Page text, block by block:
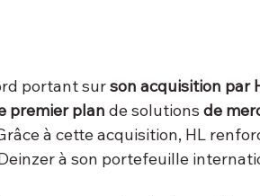
portant sur son acquisition par
premier plan de solutions de
à cette acquisition, HL
à son portefeuille